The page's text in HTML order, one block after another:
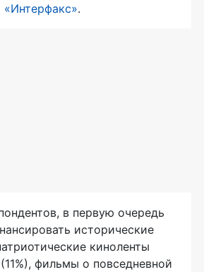
«Интерфакс».
в первую очередь
исторические
киноленты
фильмы о повседневной